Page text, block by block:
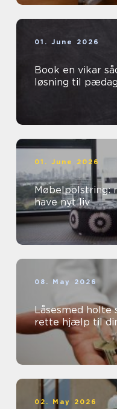
01. June 2026
Book en vikar sådan får du den bedste
løsning til
01. June 2026
Møbelpolstring:
have nyt liv
08. May 2026
Låsesmed holte sådan vælger du den
rette hjælp til
02. May 2026